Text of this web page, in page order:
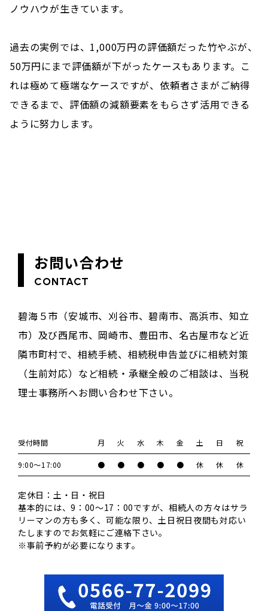
ノウハウが生きています。
過去の実例では、1,000万円の評価額だった竹やぶが、
50万円にまで評価額が下がったケースもあります。こ
れは極めて極端なケースですが、依頼者さまがご納得
できるまで、評価額の減額要素をもらさず活用できる
ように努力します。
お問い合わせ
CONTACT
碧海５市（安城市、刈谷市、碧南市、高浜市、知立
市）及び西尾市、岡崎市、豊田市、名古屋市など近
隣市町村で、相続手続、相続税申告並びに相続対策
（生前対応）など相続・承継全般のご相談は、当税
理士事務所へお問い合わせ下さい。
受付時間 月 火 水 木 金 土 日 祝
9:00～17:00 ● ● ● ● ● 休 休 休
定休日：土・日・祝日
基本的には、9：00～17：00ですが、相続人の方々はサラ
リーマンの方も多く、可能な限り、土日祝日夜間も対応い
たしますのでお気軽にご連絡下さい。
※事前予約が必要になります。